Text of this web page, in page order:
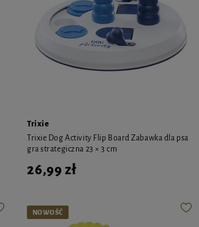
Trixie
Trixie Dog Activity Flip Board Zabawka dla psa
gra strategiczna 23 × 3 cm
26,99 zł
NOWOŚĆ